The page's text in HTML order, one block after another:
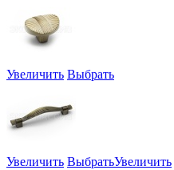
Увеличить Выбрать
Увеличить ВыбратьУвеличить